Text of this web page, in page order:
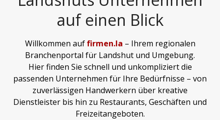
auf einen Blick
Willkommen auffirmen.la – Ihrem regionalen
Branchenportal für Landshut und Umgebung.
Hier finden Sie schnell und unkompliziert die
passenden Unternehmen für Ihre Bedürfnisse – von
zuverlässigen Handwerkern über kreative
Dienstleister bis hin zu Restaurants, Geschäften und
Freizeitangeboten.